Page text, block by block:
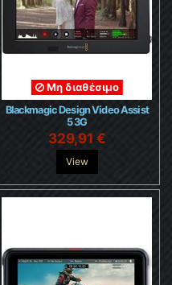
Μη διαθέσιμο
Blackmagic Design Video Assist
5 3G
329,91 €
View